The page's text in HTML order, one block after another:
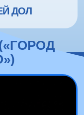
ДОЛ